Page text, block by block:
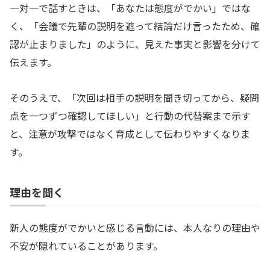
一対一で話すときは、「あなたは態度がでかい」ではな
く、「会議で先輩の説明を遮って結論だけ言ったため、確
認が止まりました」のように、見えた事実と影響を分けて
伝えます。
そのうえで、「次回は相手の説明を聞き切ってから、疑問
点を一つずつ確認してほしい」と行動の代替案まで示す
と、注意が攻撃ではなく育成として伝わりやすくなりま
す。
理由を聞く
新人の態度がでかいと感じる言動には、本人なりの理由や
不安が隠れていることがあります。